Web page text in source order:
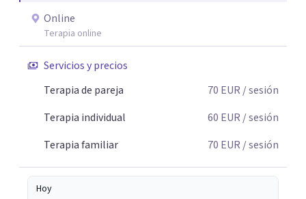
Online
Terapia online
Servicios y precios
Terapia de pareja
70 EUR / sesión
Terapia individual
60 EUR / sesión
Terapia familiar
70 EUR / sesión
Hoy